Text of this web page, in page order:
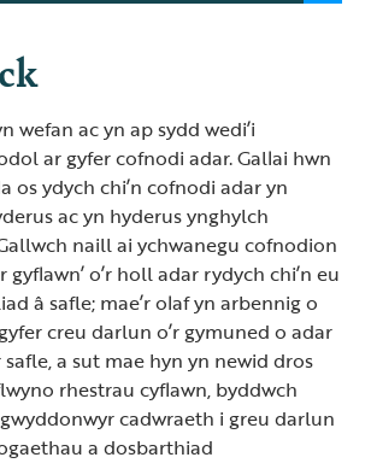
wefan ac yn ap sydd wedi’i
ar gyfer cofnodi adar. Gallai hwn
os ydych chi’n cofnodi adar yn
ac yn hyderus ynghylch
naill ai ychwanegu cofnodion
gyflawn’ o’r holl adar rydych chi’n eu
â safle; mae’r olaf yn arbennig o
creu darlun o’r gymuned o adar
safle, a sut mae hyn yn newid dros
rhestrau cyflawn, byddwch
cadwraeth i greu darlun
a dosbarthiad